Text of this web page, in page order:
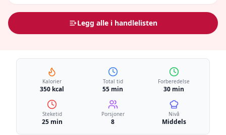
Legg alle i handlelisten
Kalorier
350 kcal
Total tid
55 min
Forberedelse
30 min
Steketid
25 min
Porsjoner
8
Nivå
Middels